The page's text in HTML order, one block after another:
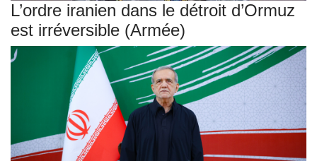
L’ordre iranien dans le détroit d’Ormuz
est irréversible (Armée)